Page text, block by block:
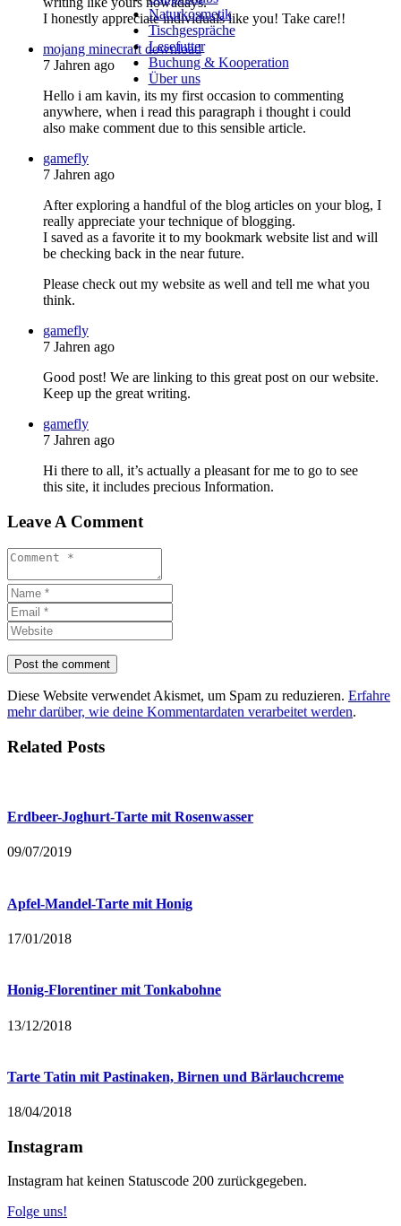
Naturkosmetik
Tischgespräche
Lesefutter
Buchung & Kooperation
Über uns
I honestly appreciate individuals like you! Take care!!
mojang minecraft download
7 Jahren ago
Hello i am kavin, its my first occasion to commenting
anywhere, when i read this paragraph i thought i could
also make comment due to this sensible article.
gamefly
7 Jahren ago
After exploring a handful of the blog articles on your blog, I
really appreciate your technique of blogging.
I saved as a favorite it to my bookmark website list and will
be checking back in the near future.
Please check out my website as well and tell me what you
think.
gamefly
7 Jahren ago
Good post! We are linking to this great post on our website.
Keep up the great writing.
gamefly
7 Jahren ago
Hi there to all, it’s actually a pleasant for me to go to see
this site, it includes precious Information.
Leave A Comment
Diese Website verwendet Akismet, um Spam zu reduzieren. Erfahre
mehr darüber, wie deine Kommentardaten verarbeitet werden.
Related Posts
Erdbeer-Joghurt-Tarte mit Rosenwasser
09/07/2019
Apfel-Mandel-Tarte mit Honig
17/01/2018
Honig-Florentiner mit Tonkabohne
13/12/2018
Tarte Tatin mit Pastinaken, Birnen und Bärlauchcreme
18/04/2018
Instagram
Instagram hat keinen Statuscode 200 zurückgegeben.
Folge uns!